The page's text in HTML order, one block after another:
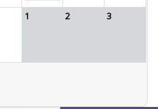
1 2 3